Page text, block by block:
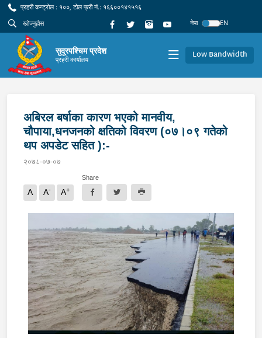
प्रहरी कन्ट्रोल : १००, टोल फ्री नं.: १६६००१४१५१६
नेपा
EN
सुदूरपश्चिम प्रदेश
प्रहरी कार्यालय Low Bandwidth
अबिरल बर्षाका कारण भएको मानवीय,
चौपाया,धनजनको क्षतिको विवरण (०७।०९ गतेको
थप अपडेट सहित ):-
२०७८-०७-०७
A A- A+
Share